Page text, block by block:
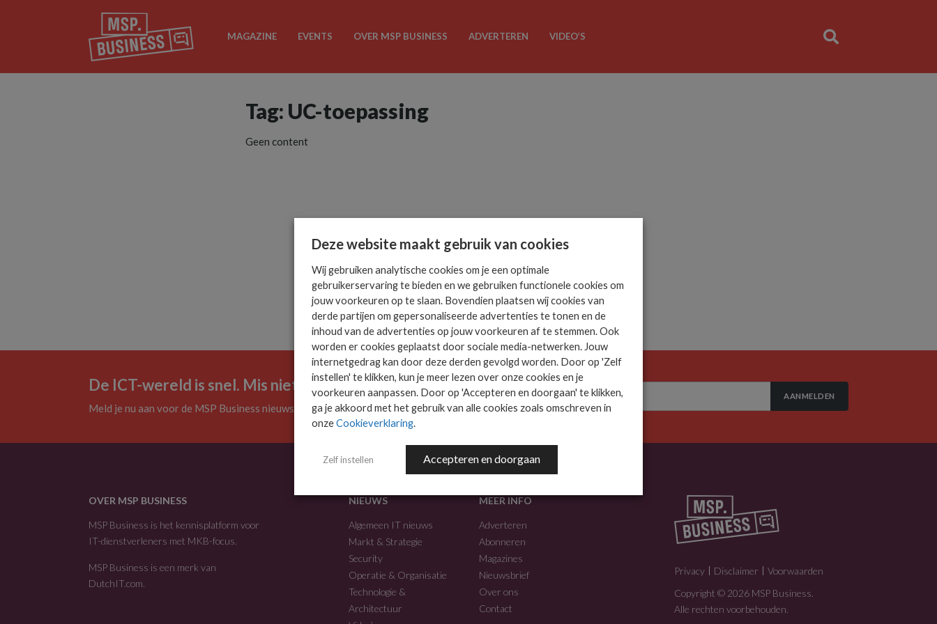
MAGAZINE EVENTS OVER MSP BUSINESS ADVERTEREN VIDEO’S
Tag: UC-toepassing
Geen content
De ICT-wereld is snel. Mis niets.
Meld je nu aan voor de MSP Business nieuwsbrief.
AANMELDEN
OVER MSP BUSINESS
MSP Business is het kennisplatform voor
IT-dienstverleners met MKB-focus.
MSP Business is een merk van
DutchIT.com
NIEUWS
Algemeen IT nieuws
Markt & Strategie
Security
Operatie & Organisatie
Technologie &
Architectuur
MEER INFO
Adverteren
Abonneren
Magazines
Nieuwsbrief
Over ons
Contact
Privacy Disclaimer
Voorwaarden
Copyright © 2026 MSP Business.
Alle rechten voorbehouden.
Deze website maakt gebruik van cookies
Wij gebruiken analytische cookies om je een optimale
gebruikerservaring te bieden en we gebruiken functionele cookies om
jouw voorkeuren op te slaan. Bovendien plaatsen wij cookies van
derde partijen om gepersonaliseerde advertenties te tonen en de
inhoud van de advertenties op jouw voorkeuren af te stemmen. Ook
worden er cookies geplaatst door sociale media-netwerken. Jouw
internetgedrag kan door deze derden gevolgd worden. Door op 'Zelf
instellen' te klikken, kun je meer lezen over onze cookies en je
voorkeuren aanpassen. Door op 'Accepteren en doorgaan' te klikken,
ga je akkoord met het gebruik van alle cookies zoals omschreven in
onzeCookieverklaring.
Zelf instellen Accepteren en doorgaan